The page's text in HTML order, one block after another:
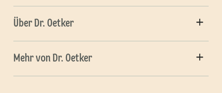
Über Dr. Oetker
Mehr von Dr. Oetker